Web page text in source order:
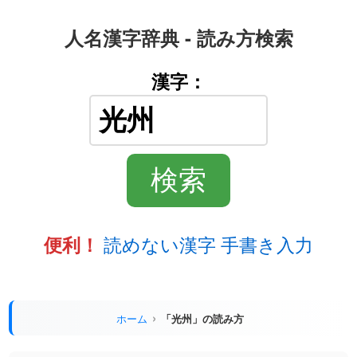
人名漢字辞典 - 読み方検索
漢字：
便利！ 読めない漢字 手書き入力
ホーム 「光州」の読み方